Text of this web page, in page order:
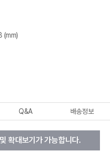
(mm)
Q&A 배송정보
확대보기가 가능합니다.